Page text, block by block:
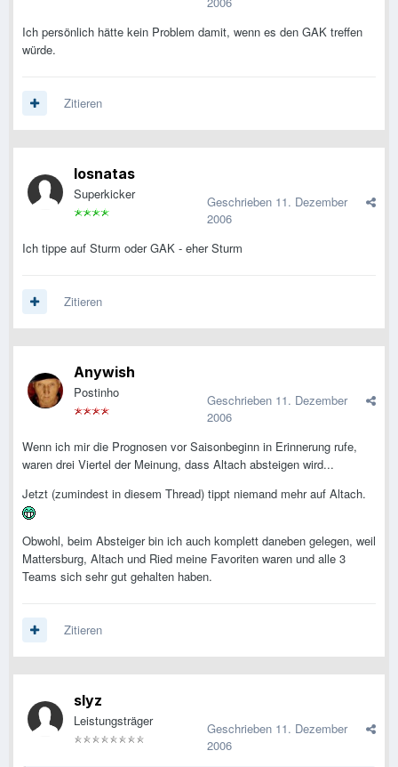
Ich persönlich hätte kein Problem damit, wenn es den GAK treffen
würde.
Zitieren
losnatas
Superkicker Geschrieben 11. Dezember
2006
Ich tippe auf Sturm oder GAK - eher Sturm
Zitieren
Anywish
Postinho Geschrieben 11. Dezember
2006
Wenn ich mir die Prognosen vor Saisonbeginn in Erinnerung rufe,
waren drei Viertel der Meinung, dass Altach absteigen wird...
Jetzt (zumindest in diesem Thread) tippt niemand mehr auf Altach.
Obwohl, beim Absteiger bin ich auch komplett daneben gelegen, weil
Mattersburg, Altach und Ried meine Favoriten waren und alle 3
Teams sich sehr gut gehalten haben.
Zitieren
slyz
Leistungsträger Geschrieben 11. Dezember
2006